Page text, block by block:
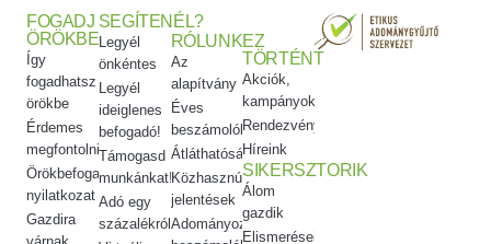
FOGADJ
ÖRÖKBE
Így
fogadhatsz
örökbe
Érdemes
megfontolni
Örökbefogadói
nyilatkozat
Gazdira
SEGÍTENÉL?
Legyél
önkéntes
Legyél
ideiglenes
befogadó!
Támogasd
munkánkat!
Adó egy
százalékról
RÓLUNK
Az
alapítvány
Éves
beszámolók
Átláthatóság
Közhasznúsági
jelentések
Adományozási
EZ
TÖRTÉNT
Akciók,
kampányok
Rendezvényeink
Híreink
SIKERSZTORIK
Álom
gazdik
Elismeréseink